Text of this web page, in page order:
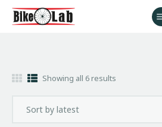
Bikelab
Σχετικά Με Εμάς
Προϊόντα
Showing all 6 results